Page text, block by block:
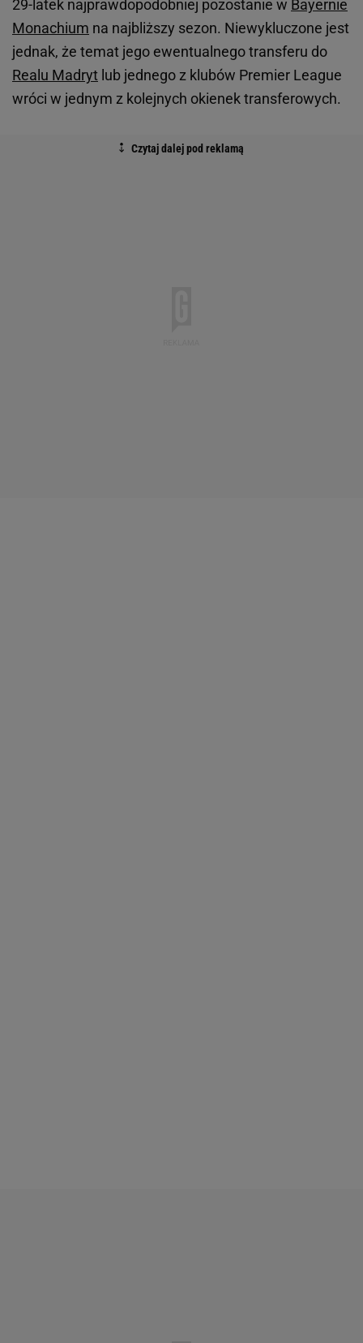
29-latek najprawdopodobniej pozostanie w Bayernie
Monachium na najbliższy sezon. Niewykluczone jest
jednak, że temat jego ewentualnego transferu do
Realu Madryt lub jednego z klubów Premier League
wróci w jednym z kolejnych okienek transferowych.